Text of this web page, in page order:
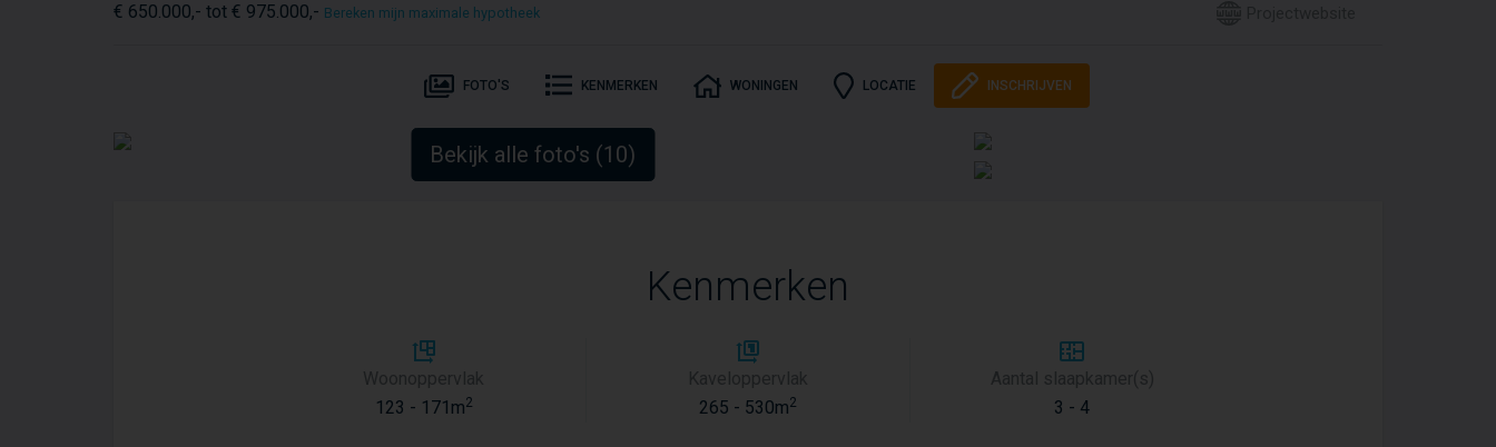
€ 650.000,- tot € 975.000,- Bereken mijn maximale hypotheek
FOTO'S KENMERKEN WONINGEN LOCATIE INSCHRIJVEN
Bekijk alle foto's (10)
Kenmerken
Woonoppervlak
123 - 171m2
Kaveloppervlak
265 - 530m2
Aantal slaapkamer(s)
3 - 4